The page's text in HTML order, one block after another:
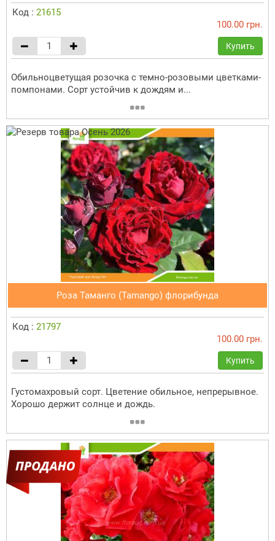
Код : 21615
100.00 грн.
Купить
Обильноцветущая розочка с темно-розовыми цветками-
помпонами. Сорт устойчив к дождям и...
Роза Таманго (Tamango) флорибунда
Код : 21797
100.00 грн.
Купить
Густомахровый сорт. Цветение обильное, непрерывное.
Хорошо держит солнце и дождь.